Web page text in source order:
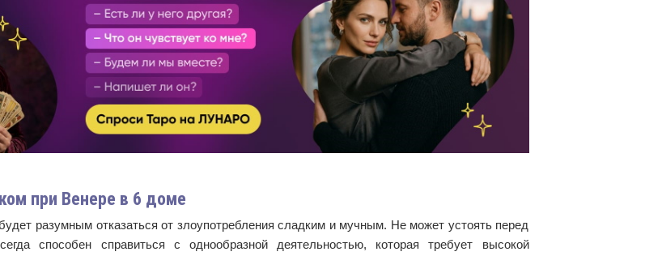
при Венере в 6 доме
разумным отказаться от злоупотребления сладким и мучным. Не может устоять перед
способен справиться с однообразной деятельностью, которая требует высокой